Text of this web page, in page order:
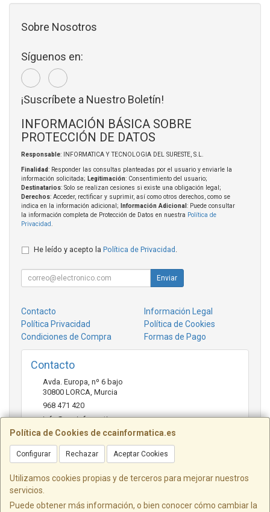
Política de Cookies de ccainformatica.es
Configurar Rechazar Aceptar Cookies
Utilizamos cookies propias y de terceros para mejorar nuestros
servicios.
Puede obtener más información, o bien conocer cómo cambiar la
Sobre Nosotros
Síguenos en:
¡Suscríbete a Nuestro Boletín!
INFORMACIÓN BÁSICA SOBRE
PROTECCIÓN DE DATOS
Responsable: INFORMATICA Y TECNOLOGIA DEL SURESTE, S.L.
Finalidad: Responder las consultas planteadas por el usuario y enviarle la
información solicitada; Legitimación: Consentimiento del usuario;
Destinatarios: Solo se realizan cesiones si existe una obligación legal;
Derechos: Acceder, rectificar y suprimir, así como otros derechos, como se
indica en la información adicional;
Información Adicional : Puede consultar
la información completa de Protección de Datos en nuestra Política de
Privacidad
He leído y acepto la Política de Privacidad
Enviar
Contacto
Información Legal
Política Privacidad
Política de Cookies
Condiciones de Compra
Formas de Pago
Contacto
Avda. Europa, nº 6 bajo
30800 LORCA Murcia
968 471 420
info@ccainformatica.es
Horario
L-V: 9:30 h a 14 h - 16:30 h a 20:30 h - Sab: 10 h a 14 h